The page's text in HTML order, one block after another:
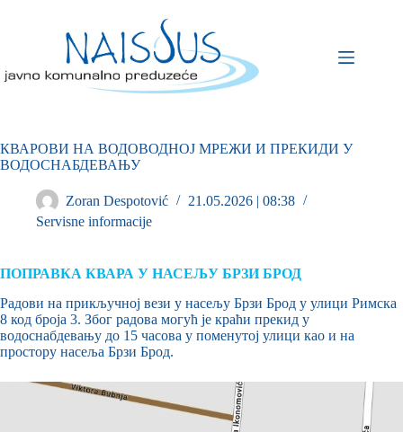
КВАРОВИ НА ВОДОВОДНОЈ МРЕЖИ И ПРЕКИДИ У
ВОДОСНАБДЕВАЊУ
Zoran Despotović
21.05.2026 | 08:38
Servisne informacije
ПОПРАВКА КВАРА У НАСЕЉУ БРЗИ БРОД
Радови на прикључној вези у насељу Брзи Брод у улици Римска
8 код броја 3. Због радова могућ је краћи прекид у
водоснабдевању до 15 часова у поменутој улици као и на
простору насеља Брзи Брод.